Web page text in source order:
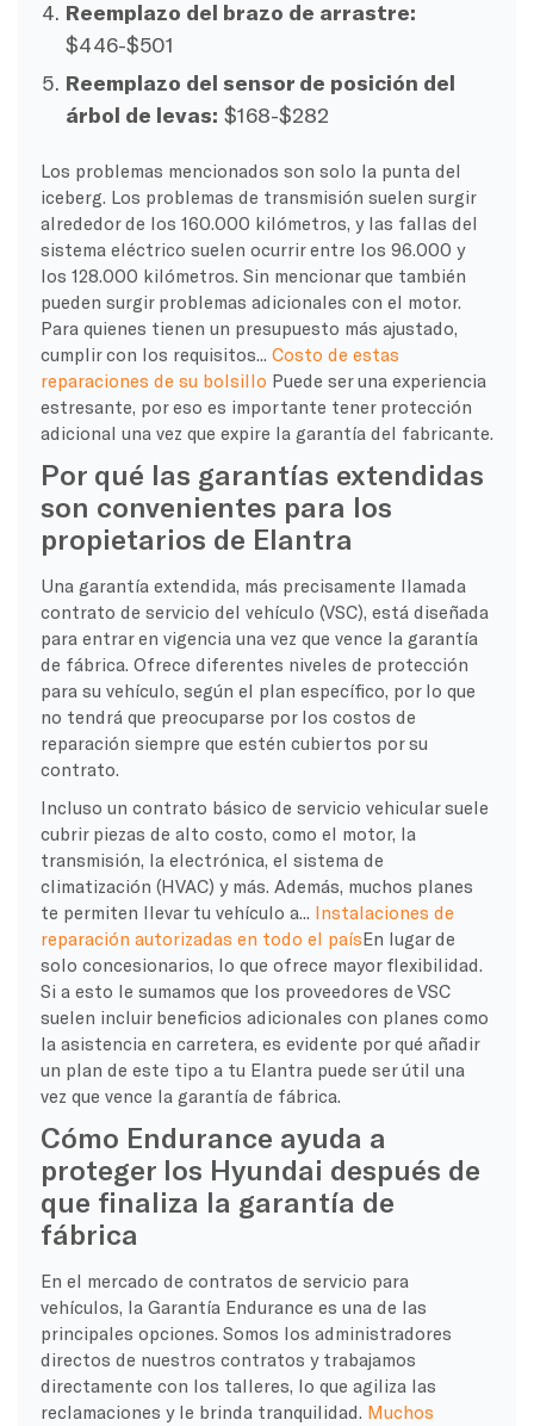
Reemplazo del brazo de arrastre:
$446-$501
Reemplazo del sensor de posición del
árbol de levas: $168-$282
Los problemas mencionados son solo la punta del
iceberg. Los problemas de transmisión suelen surgir
alrededor de los 160.000 kilómetros, y las fallas del
sistema eléctrico suelen ocurrir entre los 96.000 y
los 128.000 kilómetros. Sin mencionar que también
pueden surgir problemas adicionales con el motor.
Para quienes tienen un presupuesto más ajustado,
cumplir con los requisitos... Costo de estas
reparaciones de su bolsillo Puede ser una experiencia
estresante, por eso es importante tener protección
adicional una vez que expire la garantía del fabricante.
Por qué las garantías extendidas
son convenientes para los
propietarios de Elantra
Una garantía extendida, más precisamente llamada
contrato de servicio del vehículo (VSC), está diseñada
para entrar en vigencia una vez que vence la garantía
de fábrica. Ofrece diferentes niveles de protección
para su vehículo, según el plan específico, por lo que
no tendrá que preocuparse por los costos de
reparación siempre que estén cubiertos por su
contrato.
Incluso un contrato básico de servicio vehicular suele
cubrir piezas de alto costo, como el motor, la
transmisión, la electrónica, el sistema de
climatización (HVAC) y más. Además, muchos planes
te permiten llevar tu vehículo a... Instalaciones de
reparación autorizadas en todo el paísEn lugar de
solo concesionarios, lo que ofrece mayor flexibilidad.
Si a esto le sumamos que los proveedores de VSC
suelen incluir beneficios adicionales con planes como
la asistencia en carretera, es evidente por qué añadir
un plan de este tipo a tu Elantra puede ser útil una
vez que vence la garantía de fábrica.
Cómo Endurance ayuda a
proteger los Hyundai después de
que finaliza la garantía de
fábrica
En el mercado de contratos de servicio para
vehículos, la Garantía Endurance es una de las
principales opciones. Somos los administradores
directos de nuestros contratos y trabajamos
directamente con los talleres, lo que agiliza las
reclamaciones y le brinda tranquilidad. Muchos